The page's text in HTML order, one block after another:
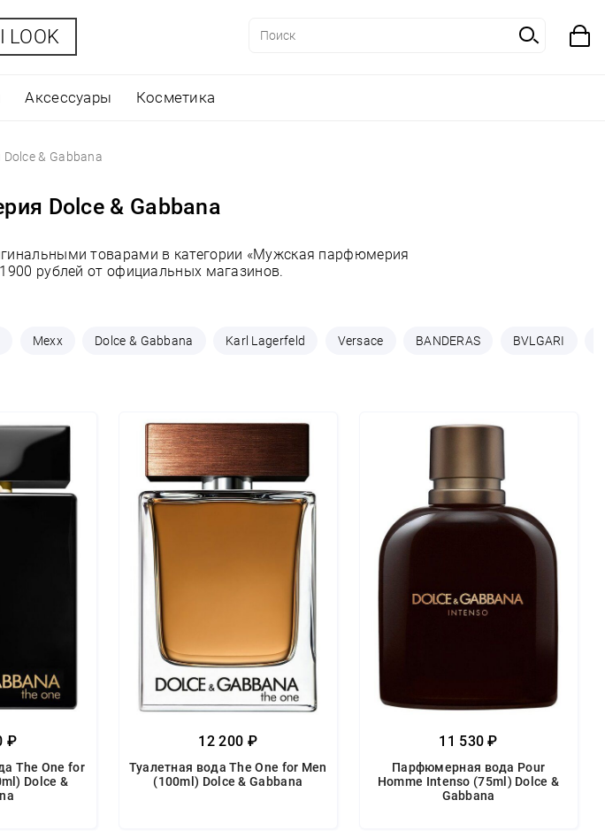
Аксессуары Косметика
LOOK
& Gabbana
Dolce & Gabbana
товарами в категории «Мужская парфюмерия
рублей от официальных магазинов.
Mexx Dolce & Gabbana Karl Lagerfeld Versace BANDERAS BVLGARI
₽
The One for
Dolce &
12 200 ₽
Туалетная вода The One for Men
(100ml) Dolce & Gabbana
11 530 ₽
Парфюмерная вода Pour
Homme Intenso (75ml) Dolce &
Gabbana